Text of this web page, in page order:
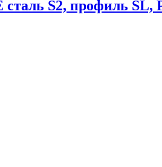
сталь S2, профиль